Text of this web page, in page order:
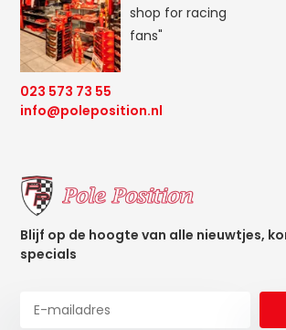
shop for racing
fans"
023 573 73 55
info@poleposition.nl
Blijf op de hoogte van alle nieuwtjes,
specials